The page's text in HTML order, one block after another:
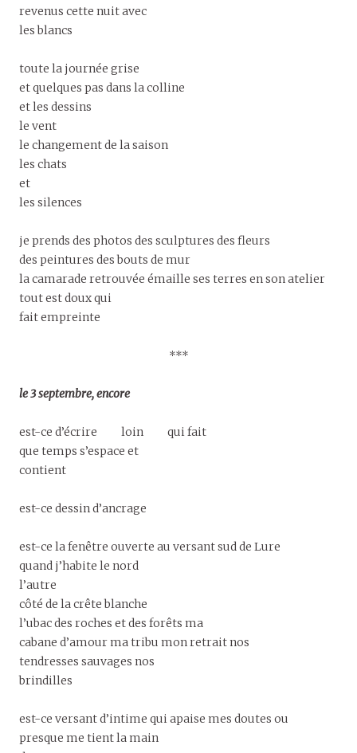
revenus cette nuit avec
les blancs
toute la journée grise
et quelques pas dans la colline
et les dessins
le vent
le changement de la saison
les chats
et
les silences
je prends des photos des sculptures des fleurs
des peintures des bouts de mur
la camarade retrouvée émaille ses terres en son atelier
tout est doux qui
fait empreinte
***
le 3 septembre, encore
est-ce d’écrire loin qui fait
que temps s’espace et
contient
est-ce dessin d’ancrage
est-ce la fenêtre ouverte au versant sud de Lure
quand j’habite le nord
l’autre
côté de la crête blanche
l’ubac des roches et des forêts ma
cabane d’amour ma tribu mon retrait nos
tendresses sauvages nos
brindilles
est-ce versant d’intime qui apaise mes doutes ou
presque me tient la main